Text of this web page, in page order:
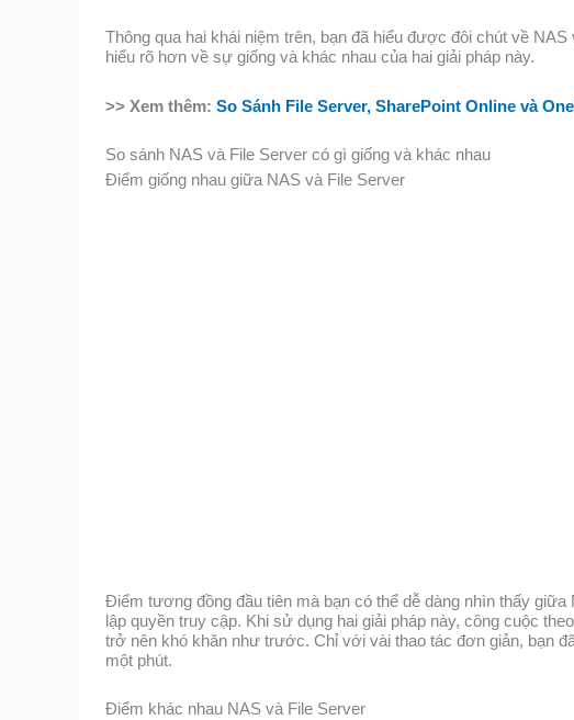
Thông qua hai khái niệm trên, bạn đã hiểu được đôi chút về
hiểu rõ hơn về sự giống và khác nhau của hai giải pháp này.
>> Xem thêm: So Sánh File Server, SharePoint Online và
So sánh NAS và File Server có gì giống và khác nhau
Điểm giống nhau giữa NAS và File Server
Điểm tương đồng đầu tiên mà bạn có thể dễ dàng nhìn thấy
lập quyền truy cập. Khi sử dụng hai giải pháp này, công cuộc
trở nên khó khăn như trước. Chỉ với vài thao tác đơn giản, bạn
một phút.
Điểm khác nhau NAS và File Server